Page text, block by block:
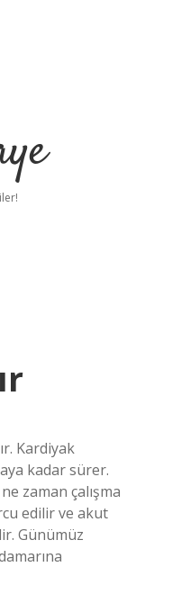
Kardiyak
kadar sürer.
zaman çalışma
edilir ve akut
Günümüz